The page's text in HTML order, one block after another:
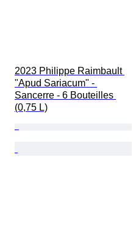
2023 Philippe Raimbault
"Apud Sariacum" -
Sancerre - 6 Bouteilles
(0,75 L)